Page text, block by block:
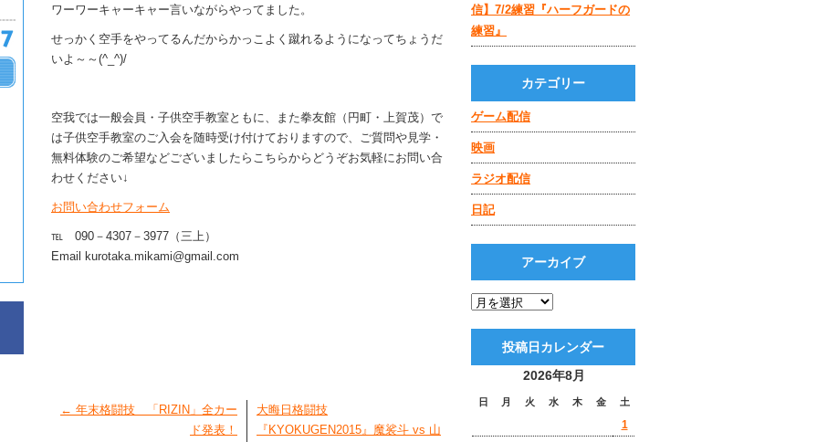
ワーワーキャーキャー言いながらやってました。
せっかく空手をやってるんだからかっこよく蹴れるようになってちょうだ
いよ～～(^_^)/
空我では一般会員・子供空手教室ともに、また拳友館（円町・上賀茂）で
は子供空手教室のご入会を随時受け付けておりますので、ご質問や見学・
無料体験のご希望などございましたらこちらからどうぞお気軽にお問い合
わせください↓
お問い合わせフォーム
℡ 090－4307－3977（三上）
Email kurotaka.mikami@gmail.com
← 年末格闘技 「RIZIN」全カー
ド発表！
大晦日格闘技
『KYOKUGEN2015』魔裟斗 vs 山
信】7/2練習『ハーフガードの
練習』
カテゴリー
ゲーム配信
映画
ラジオ配信
日記
アーカイブ
投稿日カレンダー
2026年8月
日 月 火 水 木 金 土
1